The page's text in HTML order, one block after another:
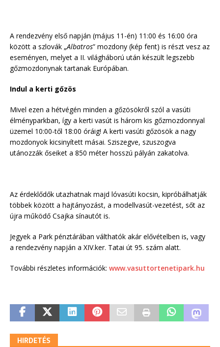
A rendezvény első napján (május 11-én) 11:00 és 16:00 óra
között a szlovák „Albatros” mozdony (kép fent) is részt vesz az
eseményen, melyet a II. világháború után készült legszebb
gőzmozdonynak tartanak Európában.
Indul a kerti gőzös
Mivel ezen a hétvégén minden a gőzösökről szól a vasúti
élményparkban, így a kerti vasút is három kis gőzmozdonnyal
üzemel 10:00-től 18:00 óráig! A kerti vasúti gőzösök a nagy
mozdonyok kicsinyített másai. Sziszegve, szuszogva
utánozzák őseiket a 850 méter hosszú pályán zakatolva.
Az érdeklődők utazhatnak majd lóvasúti kocsin, kipróbálhatják
többek között a hajtányozást, a modellvasút-vezetést, sőt az
újra működő Csajka sínautót is.
Jegyek a Park pénztárában válthatók akár elővételben is, vagy
a rendezvény napján a XIV.ker. Tatai út 95. szám alatt.
További részletes információk: www.vasuttortenetipark.hu
HIRDETÉS